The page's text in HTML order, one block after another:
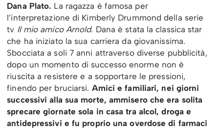
Dana Plato. La ragazza è famosa per
l’interpretazione di Kimberly Drummond della serie
tv Il mio amico Arnold. Dana è stata la classica star
che ha iniziato la sua carriera da giovanissima.
Sbocciata a soli 7 anni attraverso diverse pubblicità,
dopo un momento di successo enorme non è
riuscita a resistere e a sopportare le pressioni,
finendo per bruciarsi. Amici e familiari, nei giorni
successivi alla sua morte, ammisero che era solita
sprecare giornate sola in casa tra alcol, droga e
antidepressivi e fu proprio una overdose di farmaci